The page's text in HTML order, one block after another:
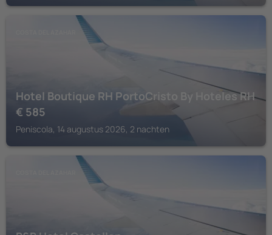
Hotel Boutique RH PortoCristo By Hoteles RH
€ 585
Peniscola, 14 augustus 2026, 2 nachten